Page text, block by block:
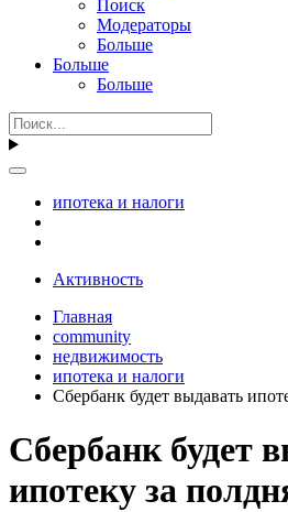
Поиск
Модераторы
Больше
Больше
Больше
ипотека и налоги
Активность
Главная
community
недвижимость
ипотека и налоги
Сбербанк будет выдавать
Сбербанк будет
ипотеку за